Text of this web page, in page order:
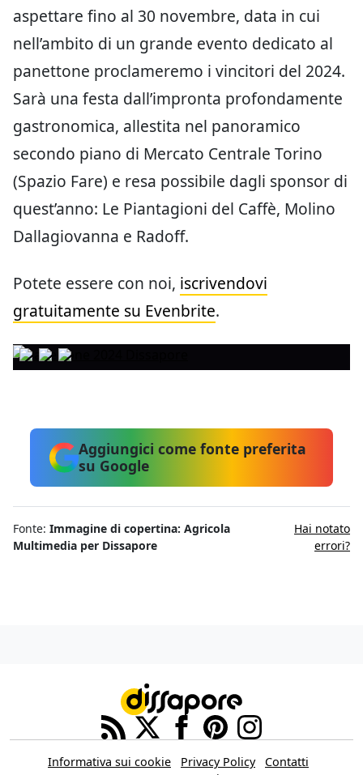
aspettare fino al 30 novembre, data in cui
nell’ambito di un grande evento dedicato al
panettone proclameremo i vincitori del 2024.
Sarà una festa dall’impronta profondamente
gastronomica, allestita nel panoramico
secondo piano di Mercato Centrale Torino
(Spazio Fare) e resa possibile dagli sponsor di
quest’anno: Le Piantagioni del Caffè, Molino
Dallagiovanna e Radoff.
Potete essere con noi, iscrivendovi
gratuitamente su Evenbrite.
Aggiungici come fonte preferita
su Google
Fonte: Immagine di copertina: Agricola
Multimedia per Dissapore
Hai notato
errori?
Informativa sui cookie Privacy Policy
Contatti